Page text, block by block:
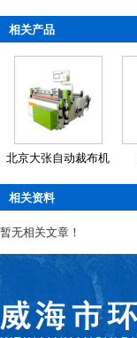
相关产品
北京大张自动裁布机
相关资料
暂无相关文章！